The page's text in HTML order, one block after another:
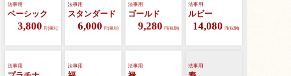
法事用
ベーシック
3,800 円(税別)
法事用
スタンダード
6,000 円(税別)
法事用
ゴールド
9,280 円(税別)
法事用
ルビー
14,080 円(税別)
法事用 法事用 法事用 法事用